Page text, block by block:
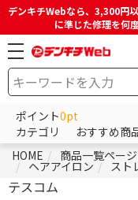
デンキチWebなら、3,300円
に準じた修理を何
ポイント0pt
カテゴリ
おすすめ商
HOME
商品一覧ページ
ヘアアイロン スト
テスコム